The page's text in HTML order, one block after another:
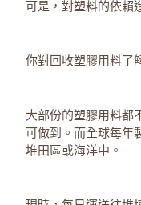
可是，對塑料的依賴
你對回收塑膠用料了
大部份的塑膠用料都
可做到。而全球每年
堆田區或海洋中。